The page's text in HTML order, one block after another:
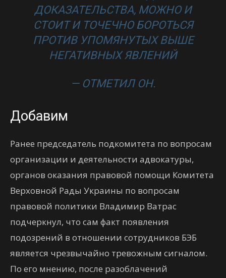
ДОКАЗАТЕЛЬСТВА, МОЖНО И
СТОИТ И ТОЧЕЧНО БОРОТЬСЯ
ПРОТИВ УПОМЯНУТЫХ ВЫШЕ
НЕГАТИВНЫХ ЯВЛЕНИЙ
— ОТМЕТИЛ ОН.
Добавим
Ранее председатель подкомитета по вопросам
организации и деятельности адвокатуры,
органов оказания правовой помощи Комитета
Верховной Рады Украины по вопросам
правовой политики Владимир Ватрас
подчеркнул, что сам факт появления
подозрений в отношении сотрудников БЭБ
является чрезвычайно тревожным сигналом.
По его мнению, после разоблачений